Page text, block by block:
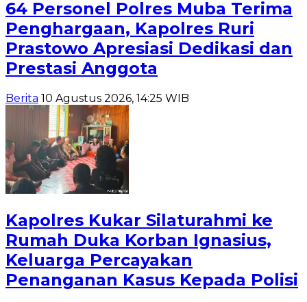
64 Personel Polres Muba Terima
Penghargaan, Kapolres Ruri
Prastowo Apresiasi Dedikasi dan
Prestasi Anggota
Berita 10 Agustus 2026, 14:25 WIB
Kapolres Kukar Silaturahmi ke
Rumah Duka Korban Ignasius,
Keluarga Percayakan
Penanganan Kasus Kepada Polisi